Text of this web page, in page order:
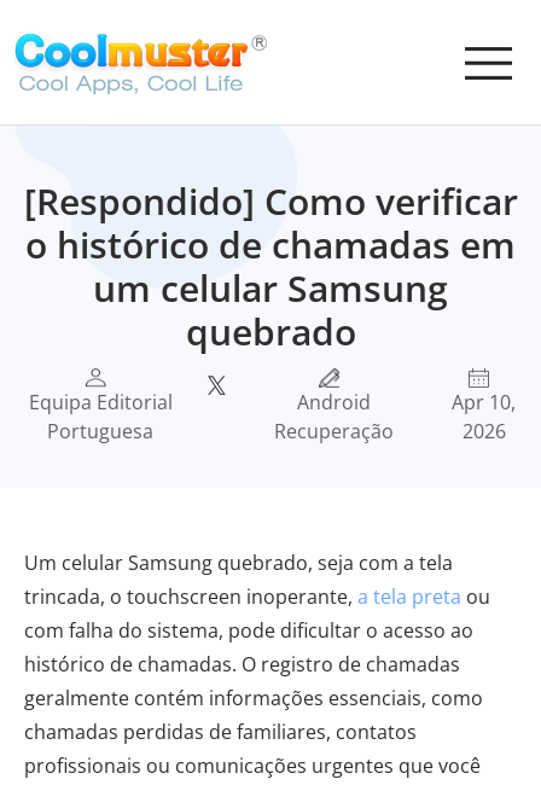
[Respondido] Como verificar
o histórico de chamadas em
um celular Samsung
quebrado
Equipa Editorial
Portuguesa
Android
Recuperação
Apr 10,
2026
Um celular Samsung quebrado, seja com a tela
trincada, o touchscreen inoperante, a tela preta ou
com falha do sistema, pode dificultar o acesso ao
histórico de chamadas. O registro de chamadas
geralmente contém informações essenciais, como
chamadas perdidas de familiares, contatos
profissionais ou comunicações urgentes que você